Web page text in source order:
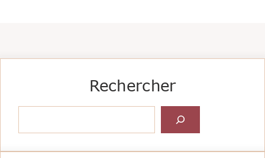
Rechercher